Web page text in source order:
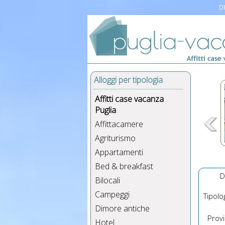
Alloggi per tipologia
Affitti case vacanza
Puglia
Affittacamere
Agriturismo
Appartamenti
Bed & breakfast
Bilocali
Campeggi
Dimore antiche
Hotel